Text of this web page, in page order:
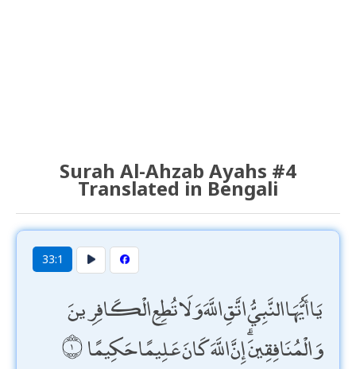
Surah Al-Ahzab Ayahs #4
Translated in Bengali
33:1
يَا أَيُّهَا النَّبِيُّ اتَّقِ اللَّهَ وَلَا تُطِعِ الْكَافِرِينَ
وَالْمُنَافِقِينَ ۗ إِنَّ اللَّهَ كَانَ عَلِيمًا حَكِيمًا